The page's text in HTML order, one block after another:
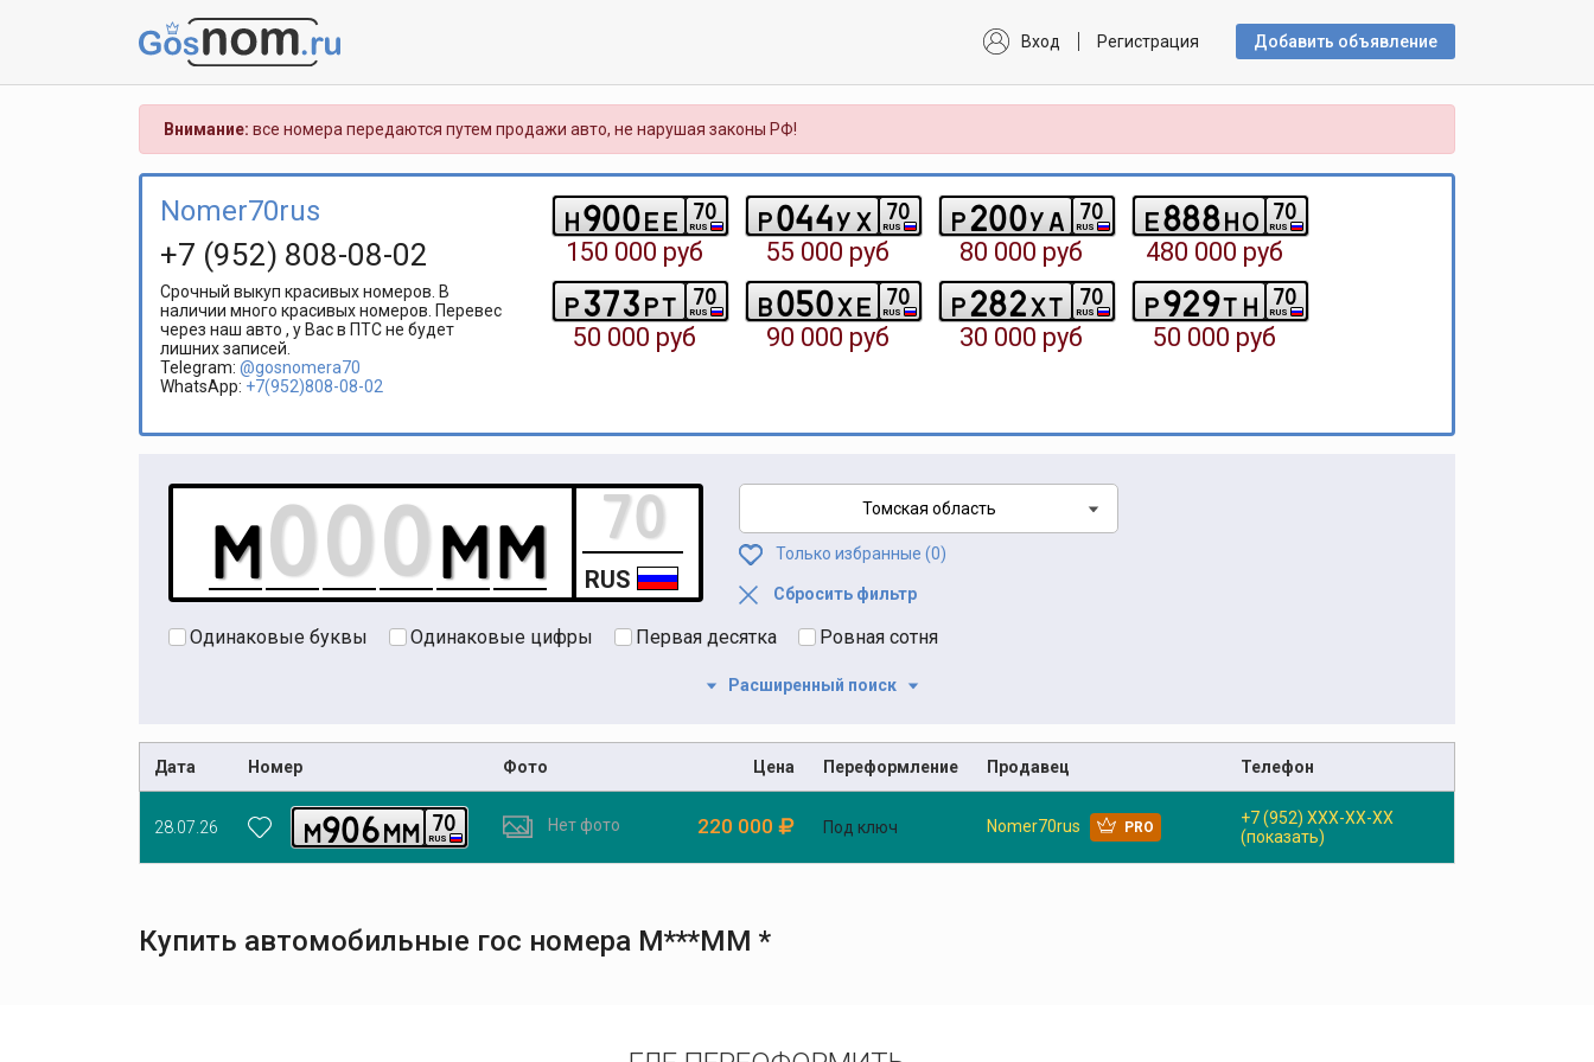
Вход Регистрация Добавить объявлениe
Внимание: все номера передаются путем продажи авто, не нарушая законы РФ!
Nomer70rus
+7 (952) 808-08-02
Срочный выкуп красивых номеров. В
наличии много красивых номеров. Перевес
через наш авто , у Вас в ПТС не будет
лишних записей.
Telegram: @gosnomera70
WhatsApp: +7(952)808-08-02
h900e e RUS
70
150 000 руб
p044y x RUS
70
55 000 руб
p200y a RUS
70
80 000 руб
e888ho RUS
70
480 000 руб
p373pt RUS
70
50 000 руб
b050xe RUS
70
90 000 руб
p282xt RUS
70
30 000 руб
p929t h RUS
70
50 000 руб
RUS
Томская область
Только избранные (0)
Сбросить фильтр
Одинаковые буквы Одинаковые цифры Первая десятка Ровная сотня
Расширенный поиск
Дата Номер Фото Цена Переформление Продавец Телефон
28.07.26 m906mm RUS
70 Нет фото 220 000 Под ключ Nomer70rus PRO
+7 (952) XXX-XX-XX
(показать)
Купить автомобильные гос номера М***ММ *